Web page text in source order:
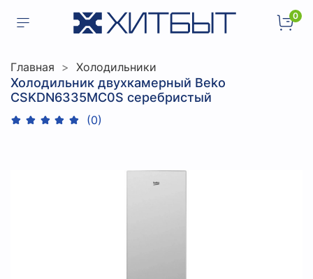
0
Главная Холодильники
Холодильник двухкамерный Beko
CSKDN6335MC0S серебристый
(0)